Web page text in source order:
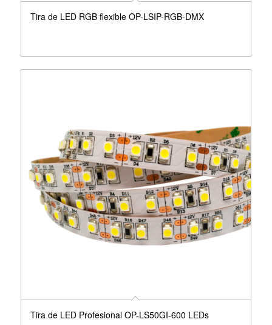
Tira de LED RGB flexible OP-LSIP-RGB-DMX
Tira de LED Profesional OP-LS50GI-600 LEDs